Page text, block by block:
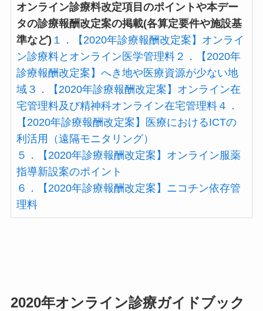
オンライン診療料改定項目のポイントや本デー
タの診療報酬改定案の掲載(各算定要件や施設基
準など) １．【2020年診療報酬改定案】オンライ
ン診療料とオンライン医学管理料２．【2020年
診療報酬改定案】へき地や医療資源が少ない地
域３．【2020年診療報酬改定案】オンライン在
宅管理料及び精神科オンライン在宅管理料４．
【2020年診療報酬改定案】医療におけるICTの
利活用（遠隔モニタリング）
５．【2020年診療報酬改定案】オンライン服薬
指導新設案のポイント
６．【2020年診療報酬改定案】ニコチン依存管
理料
2020年オンライン診療ガイドブック